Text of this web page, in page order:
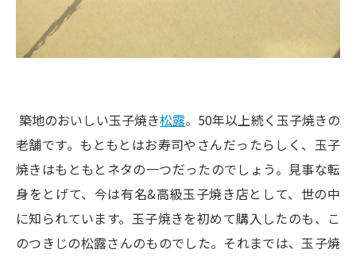
築地のおいしい玉子焼き松露。50年以上続く玉子焼きの
老舗です。もともとはお寿司やさんだったらしく、玉子
焼きはもともとネタの一つだったのでしょう。見事な転
身をとげて、今は有名&高級玉子焼き店として、世の中
に知られています。玉子焼きを初めて購入したのも、こ
のつきじの松露さんのものでした。それまでは、玉子焼